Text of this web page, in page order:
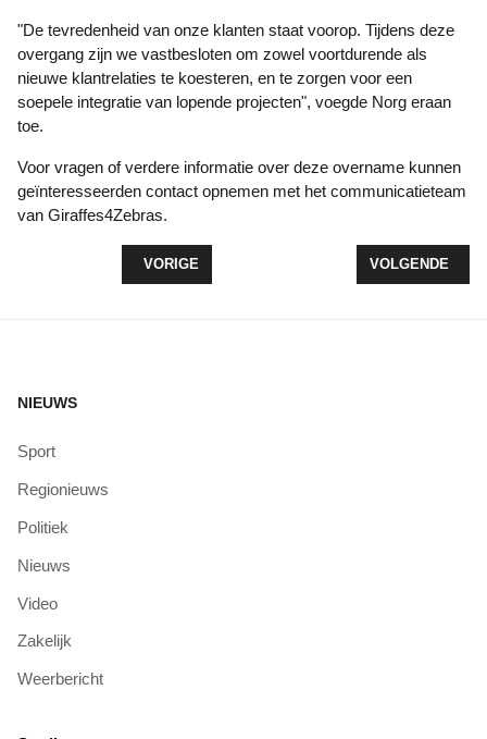
"De tevredenheid van onze klanten staat voorop. Tijdens deze
overgang zijn we vastbesloten om zowel voortdurende als
nieuwe klantrelaties te koesteren, en te zorgen voor een
soepele integratie van lopende projecten", voegde Norg eraan
toe.
Voor vragen of verdere informatie over deze overname kunnen
geïnteresseerden contact opnemen met het communicatieteam
van Giraffes4Zebras.
VORIG ARTIKEL: "TECHNISCHE BEDRIJVEN"
VORIGE VOLGENDE
VOLGENDE
NIEUWS
Sport
Regionieuws
Politiek
Nieuws
Video
Zakelijk
Weerbericht